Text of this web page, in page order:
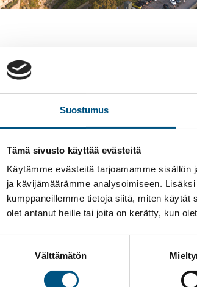
Suostumus
Tämä sivusto käyttää evästeitä
Käytämme evästeitä tarjoamamme sisällön
ja kävijämäärämme analysoimiseen.
kumppaneillemme tietoja siitä, miten käytät
olet antanut heille tai joita on kerätty, kun
Välttämätön
Kiinteistö2022 -messuilla
asunto-osakeyhtiöiden hallitusten
keskimäärin 5 000–10 000
ja kuunnella
klo 16–19